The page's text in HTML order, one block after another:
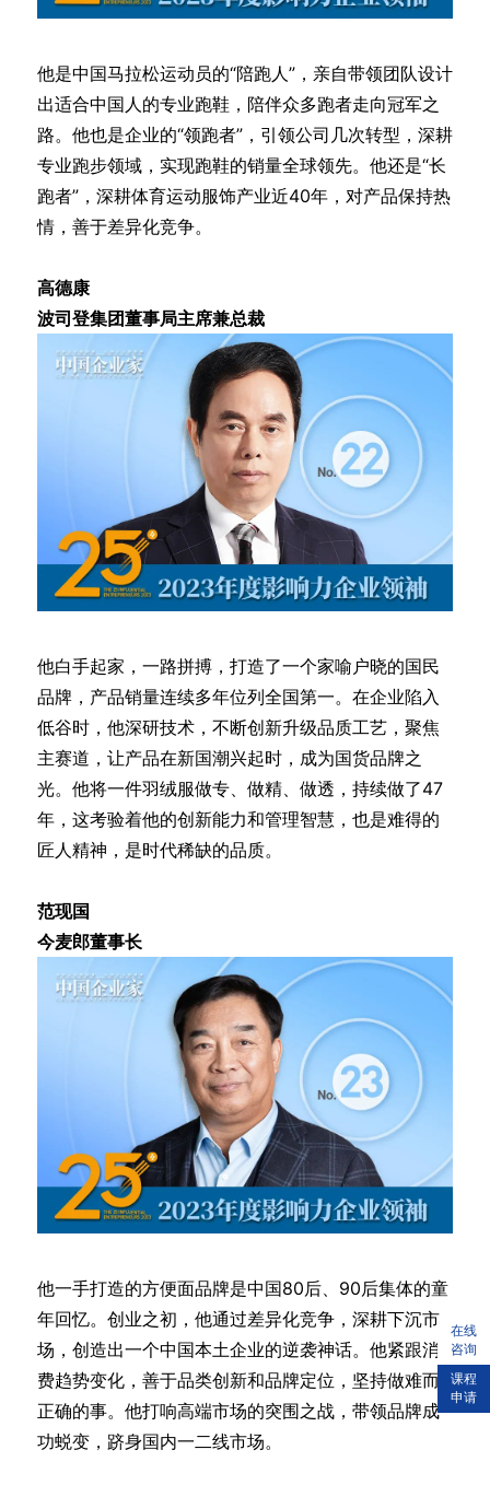
他是中国马拉松运动员的“陪跑人”，亲自带领团队设计
出适合中国人的专业跑鞋，陪伴众多跑者走向冠军之
路。他也是企业的“领跑者”，引领公司几次转型，深耕
专业跑步领域，实现跑鞋的销量全球领先。他还是“长
跑者”，深耕体育运动服饰产业近40年，对产品保持热
情，善于差异化竞争。
高德康
波司登集团董事局主席兼总裁
他白手起家，一路拼搏，打造了一个家喻户晓的国民
品牌，产品销量连续多年位列全国第一。在企业陷入
低谷时，他深研技术，不断创新升级品质工艺，聚焦
主赛道，让产品在新国潮兴起时，成为国货品牌之
光。他将一件羽绒服做专、做精、做透，持续做了47
年，这考验着他的创新能力和管理智慧，也是难得的
匠人精神，是时代稀缺的品质。
范现国
今麦郎董事长
他一手打造的方便面品牌是中国80后、90后集体的童
年回忆。创业之初，他通过差异化竞争，深耕下沉市
场，创造出一个中国本土企业的逆袭神话。他紧跟消
费趋势变化，善于品类创新和品牌定位，坚持做难而
正确的事。他打响高端市场的突围之战，带领品牌成
功蜕变，跻身国内一二线市场。
在线
咨询
课程
申请